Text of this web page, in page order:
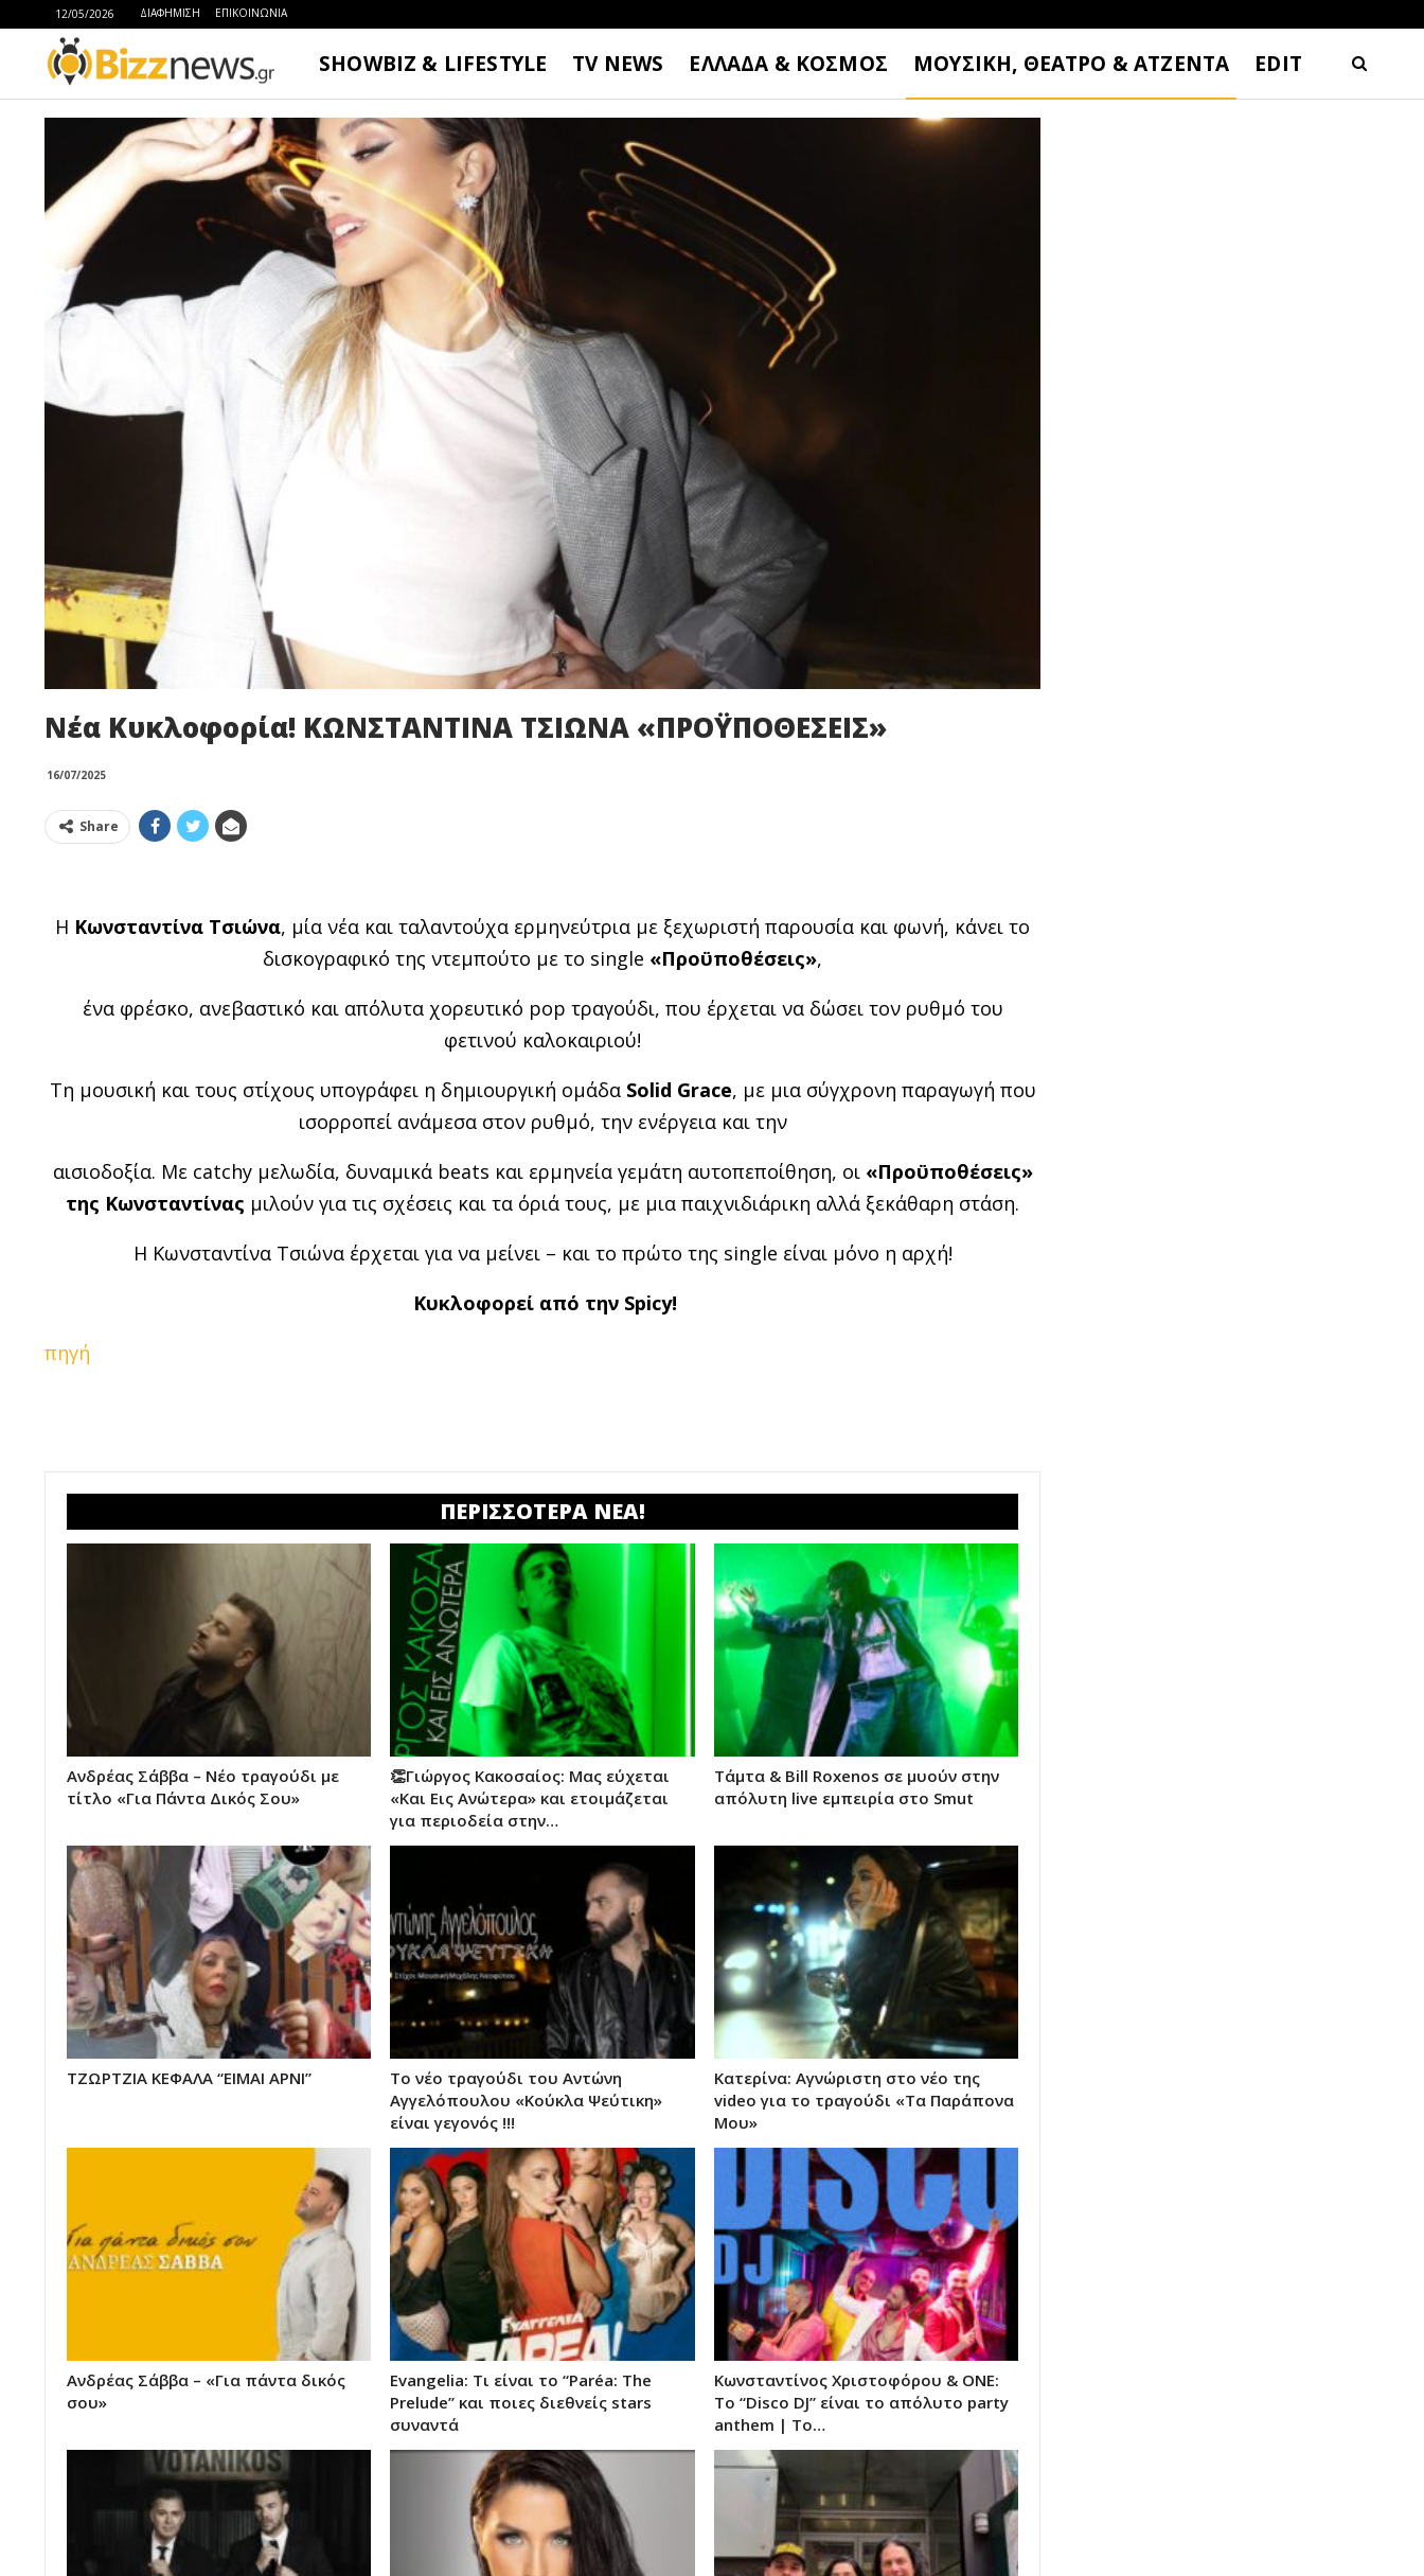
12/05/2026 ΔΙΑΦΗΜΙΣΗ ΕΠΙΚΟΙΝΩΝΙΑ
SHOWBIZ & LIFESTYLE TV NEWS ΕΛΛΑΔΑ & ΚΟΣΜΟΣ ΜΟΥΣΙΚΗ, ΘΕΑΤΡΟ & ΑΤΖΕΝΤΑ EDIT
Νέα Κυκλοφορία! ΚΩΝΣΤΑΝΤΙΝΑ ΤΣΙΩΝΑ «ΠΡΟΫΠΟΘΕΣΕΙΣ»
16/07/2025
Share
Η Κωνσταντίνα Τσιώνα, μία νέα και ταλαντούχα ερμηνεύτρια με ξεχωριστή παρουσία και φωνή, κάνει το
δισκογραφικό της ντεμπούτο με το single «Προϋποθέσεις»,
ένα φρέσκο, ανεβαστικό και απόλυτα χορευτικό pop τραγούδι, που έρχεται να δώσει τον ρυθμό του
φετινού καλοκαιριού!
Τη μουσική και τους στίχους υπογράφει η δημιουργική ομάδα Solid Grace, με μια σύγχρονη παραγωγή που
ισορροπεί ανάμεσα στον ρυθμό, την ενέργεια και την
αισιοδοξία. Με catchy μελωδία, δυναμικά beats και ερμηνεία γεμάτη αυτοπεποίθηση, οι «Προϋποθέσεις»
της Κωνσταντίνας μιλούν για τις σχέσεις και τα όριά τους, με μια παιχνιδιάρικη αλλά ξεκάθαρη στάση.
Η Κωνσταντίνα Τσιώνα έρχεται για να μείνει – και το πρώτο της single είναι μόνο η αρχή!
Κυκλοφορεί από την Spicy!
πηγή
ΠΕΡΙΣΣΟΤΕΡΑ ΝΕΑ!
Ανδρέας Σάββα – Νέο τραγούδι με
τίτλο «Για Πάντα Δικός Σου»
👏Γιώργος Κακοσαίος: Μας εύχεται
«Και Εις Ανώτερα» και ετοιμάζεται
για περιοδεία στην…
Τάμτα & Bill Roxenos σε μυούν στην
απόλυτη live εμπειρία στο Smut
ΤΖΩΡΤΖΙΑ ΚΕΦΑΛΑ “ΕΙΜΑΙ ΑΡΝΙ”
Το νέο τραγούδι του Αντώνη
Αγγελόπουλου «Κούκλα Ψεύτικη»
είναι γεγονός !!!
Κατερίνα: Αγνώριστη στο νέο της
video για το τραγούδι «Τα Παράπονα
Μου»
Ανδρέας Σάββα – «Για πάντα δικός
σου»
Evangelia: Τι είναι το “Paréa: The
Prelude” και ποιες διεθνείς stars
συναντά
Κωνσταντίνος Χριστοφόρου & ΟΝΕ:
Το “Disco DJ” είναι το απόλυτο party
anthem | Το…